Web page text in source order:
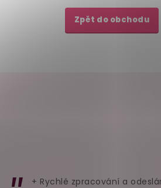
Zpět do obchodu
+ Rychlé zpracování a